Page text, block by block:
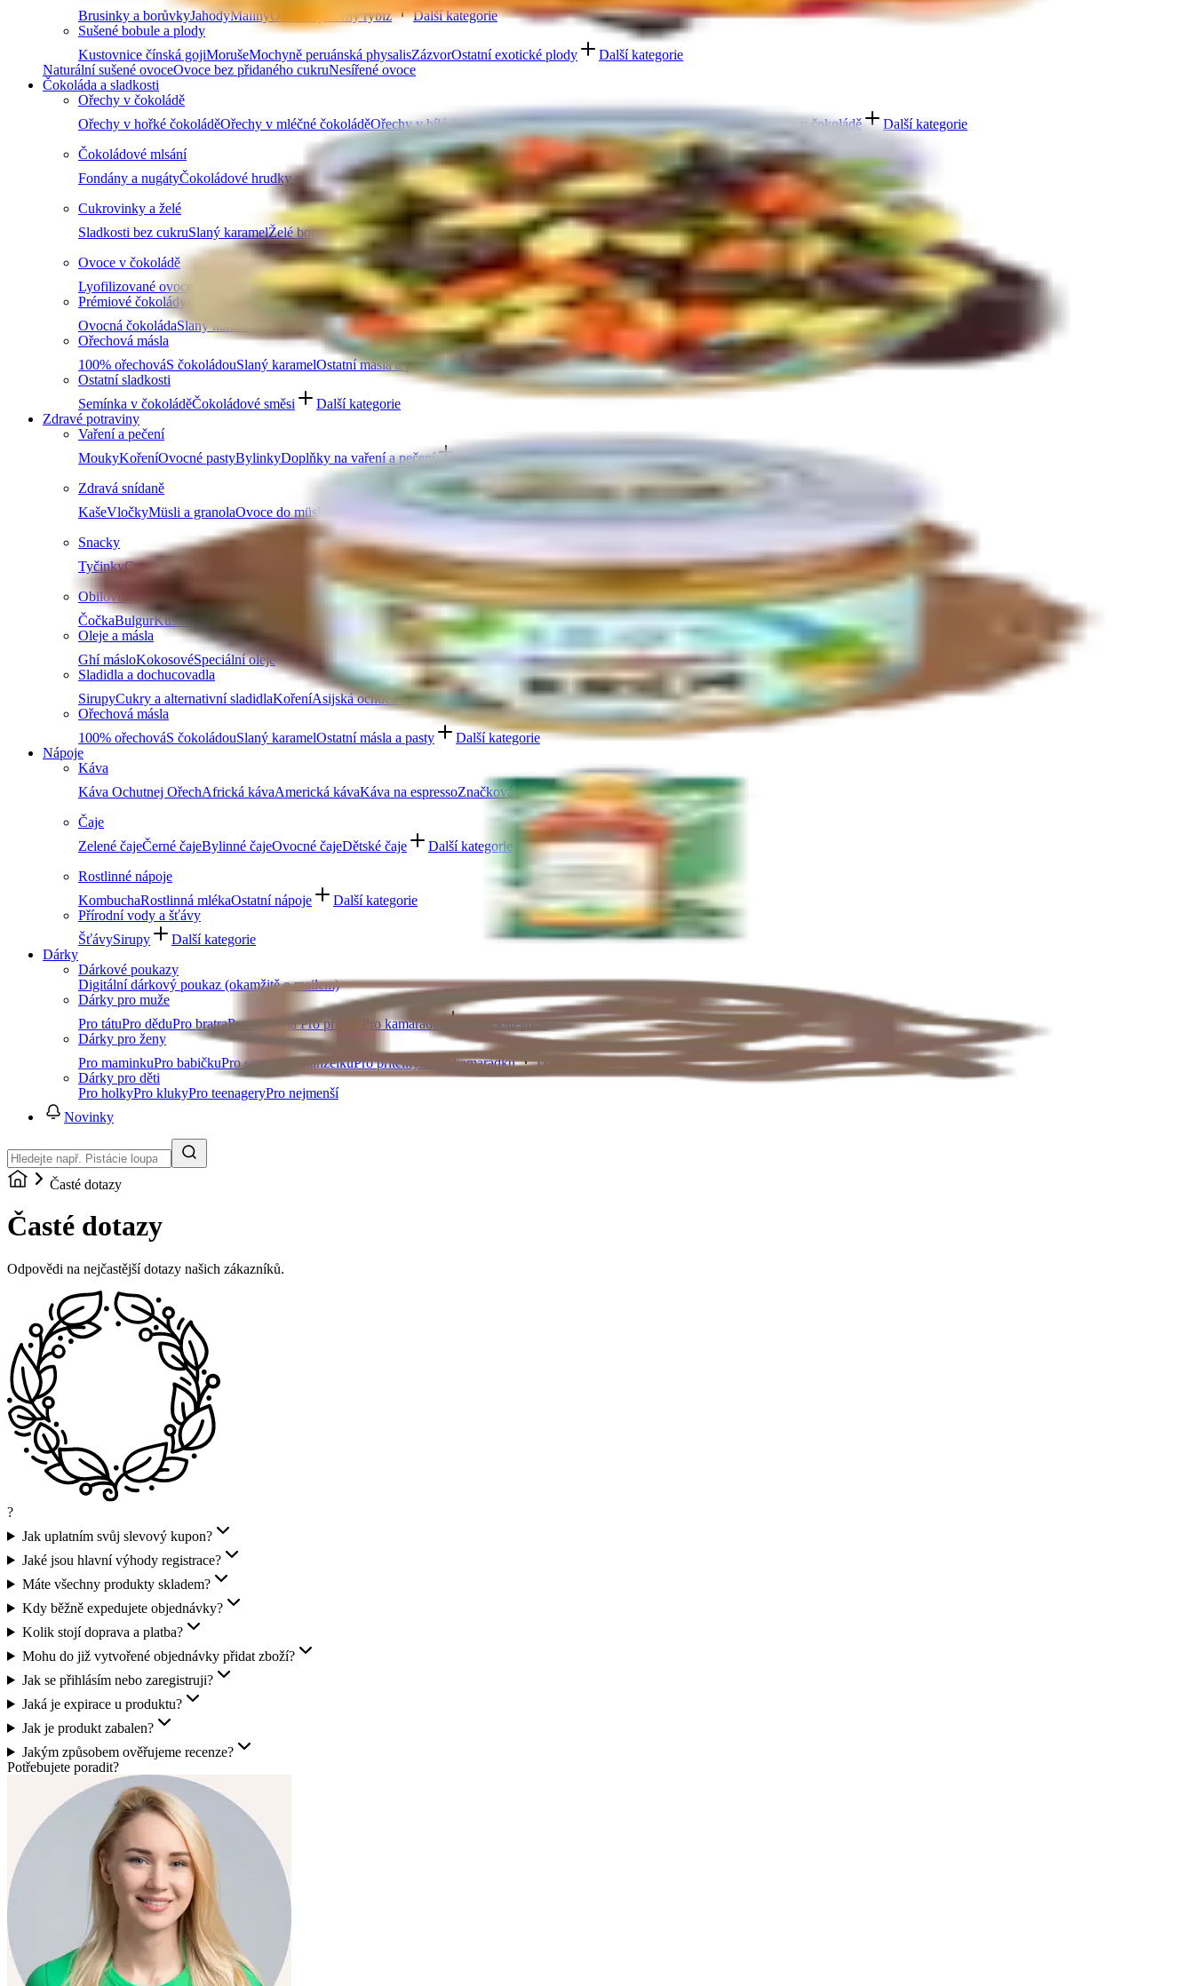
Brusinky a borůvkyJahodyMalinyOstružiny Černý rybíz
Další kategorie
Sušené bobule a plody
Kustovnice čínská gojiMorušeMochyně peruánská physalisZázvorOstatní exotické plody
Další kategorie
Naturální sušené ovoceOvoce bez přidaného cukruNesířené ovoce
Čokoláda a sladkosti
Ořechy v čokoládě
Ořechy v hořké čokoláděOřechy v mléčné čokoláděOřechy v bílé čokoládě a jogurtuOřechová másla s čokoládou Ořechový mix v čokoládě
Další kategorie
Čokoládové mlsání
Fondány a nugátyČokoládové hrudky a peckyHořká čokoláda Mléčná čokoládaBílá čokoláda
Další kategorie
Cukrovinky a želé
Sladkosti bez cukruSlaný karamelŽelé bonbóny a fazolky Lékořice a pendrekyMix cukrovinek
Další kategorie
Ovoce v čokoládě
Lyofilizované ovoce v čokoláděOvoce v hořké čokoláděOvoce v mléčné čokoláděOvoce v bílé čokoládě a jogurtuJablečné trubičky máčené v čokoládě
Další kategorie
Prémiové čokolády
Ovocná čokoládaSlaný karamel Čokolády bez palmového olejeČokolády bez cukru
Další kategorie
Ořechová másla
100% ořechováS čokoládouSlaný karamelOstatní másla a pasty
Další kategorie
Ostatní sladkosti
Semínka v čokoláděČokoládové směsi
Další kategorie
Zdravé potraviny
Vaření a pečení
MoukyKořeníOvocné pastyBylinkyDoplňky na vaření a pečení
Další kategorie
Zdravá snídaně
KašeVločkyMüsli a granolaOvoce do müsli Další produkty zdravé snídaně
Snacky
TyčinkyCrackeryBezlepkové křupky Sušenky
Další kategorie
Obiloviny a luštěniny
ČočkaBulgurKuskusTěstoviny
Oleje a másla
Ghí másloKokosovéSpeciální oleje
Další kategorie
Sladidla a dochucovadla
SirupyCukry a alternativní sladidlaKořeníAsijská ochucovadla
Další kategorie
Ořechová másla
100% ořechováS čokoládouSlaný karamelOstatní másla a pasty
Další kategorie
Nápoje
Káva
Káva Ochutnej OřechAfrická kávaAmerická kávaKáva na espressoZnačková káva
Další kategorie
Čaje
Zelené čajeČerné čajeBylinné čajeOvocné čajeDětské čaje
Další kategorie
Rostlinné nápoje
KombuchaRostlinná mlékaOstatní nápoje
Další kategorie
Přírodní vody a šťávy
ŠťávySirupy
Další kategorie
Dárky
Dárkové poukazy
Digitální dárkový poukaz (okamžitě e-mailem)
Dárky pro muže
Pro tátuPro děduPro bratraPro manželaPro přítele Pro kamaráda
Další kategorie
Dárky pro ženy
Pro maminkuPro babičkuPro sestru Pro manželkuPro přítelkyni Pro kamarádku
Další kategorie
Dárky pro děti
Pro holkyPro klukyPro teenageryPro nejmenší
Novinky
Časté dotazy
Časté dotazy
Odpovědi na nejčastější dotazy našich zákazníků.
?
Jak uplatním svůj slevový kupon?
Jaké jsou hlavní výhody registrace?
Máte všechny produkty skladem?
Kdy běžně expedujete objednávky?
Kolik stojí doprava a platba?
Mohu do již vytvořené objednávky přidat zboží?
Jak se přihlásím nebo zaregistruji?
Jaká je expirace u produktu?
Jak je produkt zabalen?
Jakým způsobem ověřujeme recenze?
Potřebujete poradit?